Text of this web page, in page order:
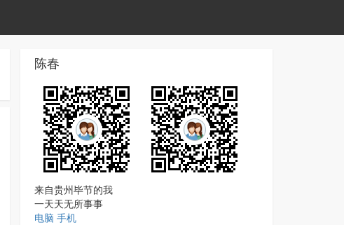
陈春
来自贵州毕节的我
一天天无所事事
电脑 手机